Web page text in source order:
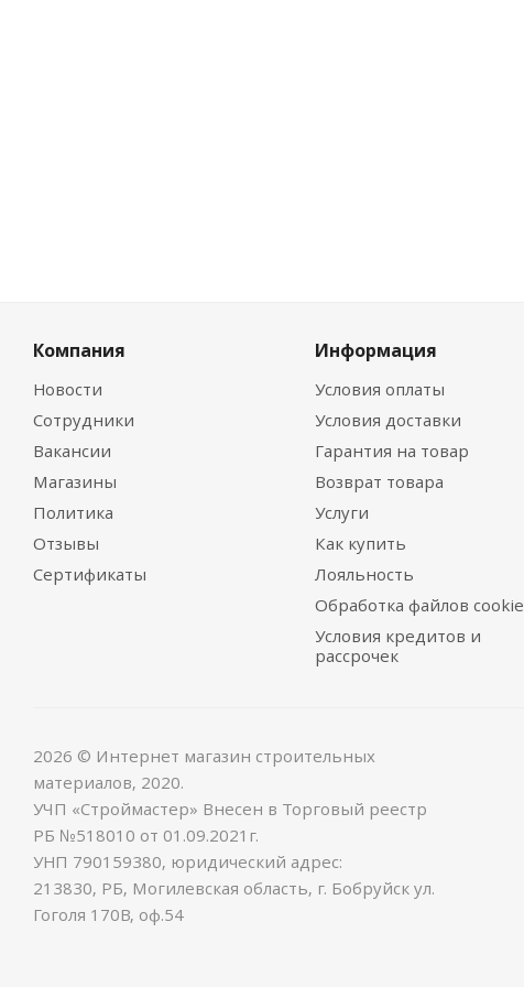
Компания
Новости
Сотрудники
Вакансии
Магазины
Политика
Отзывы
Сертификаты
Информация
Условия оплаты
Условия доставки
Гарантия на товар
Возврат товара
Услуги
Как купить
Лояльность
Обработка файлов cookie
Условия кредитов и
рассрочек
2026 © Интернет магазин строительных
материалов, 2020.
УЧП «Строймастер» Внесен в Торговый реестр
РБ №518010 от 01.09.2021г.
УНП 790159380, юридический адрес:
213830, РБ, Могилевская область, г. Бобруйск ул.
Гоголя 170В, оф.54